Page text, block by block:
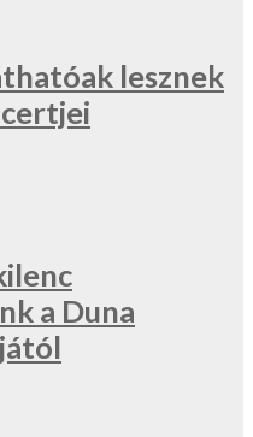
lesznek
a Duna